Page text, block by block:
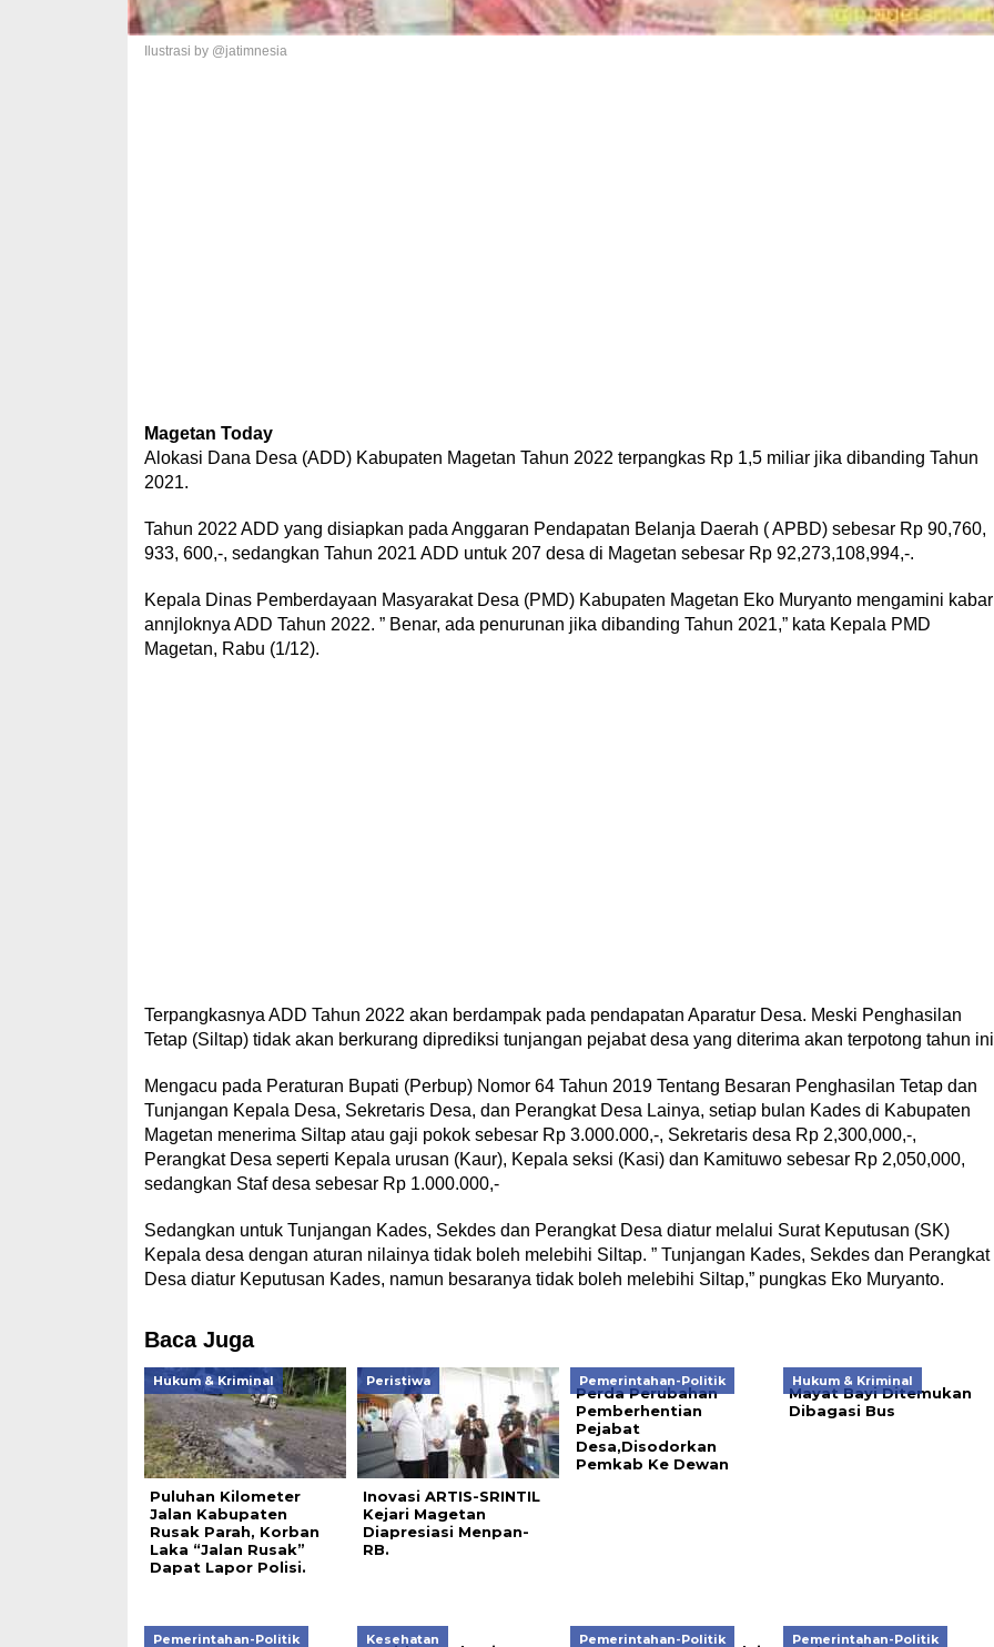
Ilustrasi by @jatimnesia
Magetan Today
Alokasi Dana Desa (ADD) Kabupaten Magetan Tahun 2022 terpangkas Rp 1,5 miliar jika dibanding Tahun
2021.
Tahun 2022 ADD yang disiapkan pada Anggaran Pendapatan Belanja Daerah ( APBD) sebesar Rp 90,760,
933, 600,-, sedangkan Tahun 2021 ADD untuk 207 desa di Magetan sebesar Rp 92,273,108,994,-.
Kepala Dinas Pemberdayaan Masyarakat Desa (PMD) Kabupaten Magetan Eko Muryanto mengamini kabar
annjloknya ADD Tahun 2022. ” Benar, ada penurunan jika dibanding Tahun 2021,” kata Kepala PMD
Magetan, Rabu (1/12).
Terpangkasnya ADD Tahun 2022 akan berdampak pada pendapatan Aparatur Desa. Meski Penghasilan
Tetap (Siltap) tidak akan berkurang diprediksi tunjangan pejabat desa yang diterima akan terpotong tahun
Mengacu pada Peraturan Bupati (Perbup) Nomor 64 Tahun 2019 Tentang Besaran Penghasilan Tetap dan
Tunjangan Kepala Desa, Sekretaris Desa, dan Perangkat Desa Lainya, setiap bulan Kades di Kabupaten
Magetan menerima Siltap atau gaji pokok sebesar Rp 3.000.000,-, Sekretaris desa Rp 2,300,000,-,
Perangkat Desa seperti Kepala urusan (Kaur), Kepala seksi (Kasi) dan Kamituwo sebesar Rp 2,050,000,
sedangkan Staf desa sebesar Rp 1.000.000,-
Sedangkan untuk Tunjangan Kades, Sekdes dan Perangkat Desa diatur melalui Surat Keputusan (SK)
Kepala desa dengan aturan nilainya tidak boleh melebihi Siltap. ” Tunjangan Kades, Sekdes dan Perangkat
Desa diatur Keputusan Kades, namun besaranya tidak boleh melebihi Siltap,” pungkas Eko Muryanto.
Baca Juga
Hukum & Kriminal
Puluhan Kilometer
Jalan Kabupaten
Rusak Parah, Korban
Laka “Jalan Rusak”
Dapat Lapor Polisi.
Peristiwa
Inovasi ARTIS-SRINTIL
Kejari Magetan
Diapresiasi Menpan-
RB.
Pemerintahan-Politik
Perda Perubahan
Pemberhentian
Pejabat
Desa,Disodorkan
Pemkab Ke Dewan
Hukum & Kriminal
Mayat Bayi Ditemukan
Dibagasi Bus
Pemerintahan-Politik Kesehatan Pemerintahan-Politik Pemerintahan-Politik